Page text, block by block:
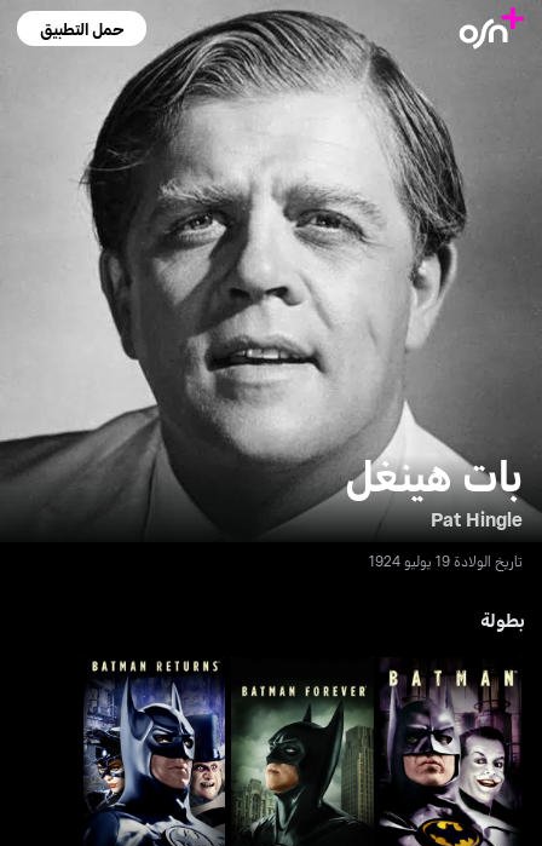
حمل التطبيق
بات هينغل
Pat Hingle
تاريخ الولادة 19 يوليو 1924
بطولة
باتمان باتمان للأبد - باتمان فوريفر عودة باتمان - باتمان ريتيرنز